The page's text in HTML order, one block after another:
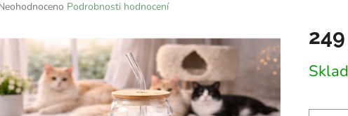
Podrobnosti hodnocení
cena: